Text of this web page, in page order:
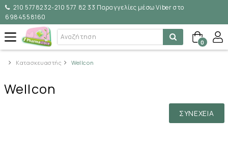
210 5778232-210 577 82 33 Παραγγελίες μέσω Viber στο
6984558160
0
Κατασκευαστής Wellcon
Wellcon
ΣΥΝΈΧΕΙΑ